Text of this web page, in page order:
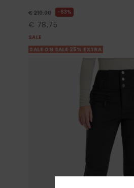
€ 210,00 63%
€ 78,75
SALE
SALE ON SALE 25% EXTRA